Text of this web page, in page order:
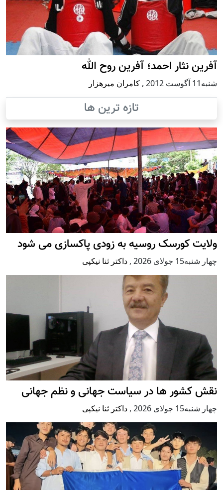
آفرین نثار احمد؛ آفرین روح الله
شنبه11 آگوست 2012 , کامران میرهزار
تازه ترین ها
ولایت کورسک روسیه به زودی پاکسازی می شود
چهار شنبه15 جولای 2026 , داکتر ثنا نیکپی
نقش کشور ها در سیاست جهانی و نظم جهانی
چهار شنبه15 جولای 2026 , داکتر ثنا نیکپی